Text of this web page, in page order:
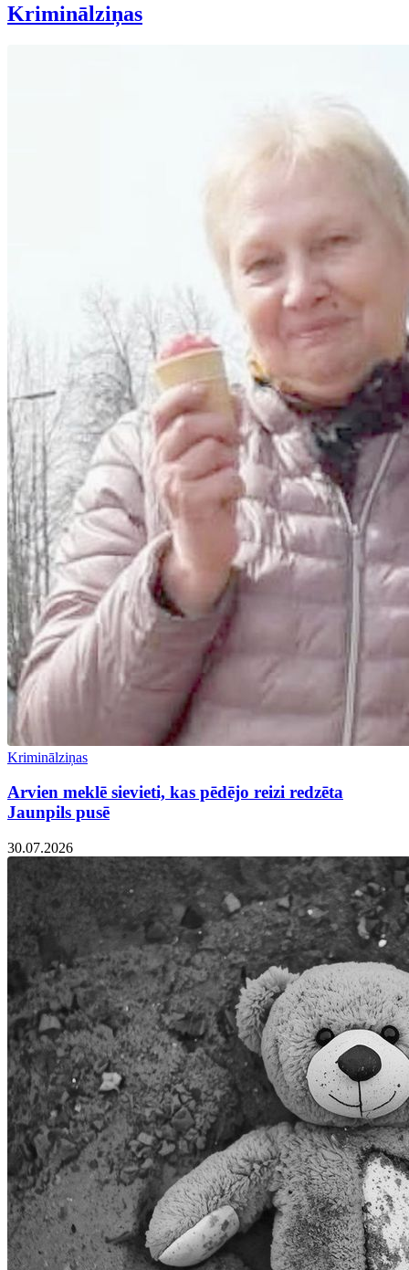
Kriminālziņas
Kriminālziņas
Arvien meklē sievieti, kas pēdējo reizi redzēta
Jaunpils pusē
30.07.2026